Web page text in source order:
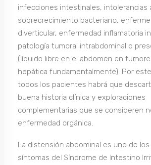
infecciones intestinales, intolerancias
sobrecrecimiento bacteriano,
diverticular, enfermedad inflamatoria
patología tumoral intrabdominal o
(líquido libre en el abdomen en
hepática fundamentalmente). Por
todos los pacientes habrá que
buena historia clínica y exploraciones
complementarias que se consideren
enfermedad orgánica.
La distensión abdominal es uno de
síntomas del Síndrome de Intestino